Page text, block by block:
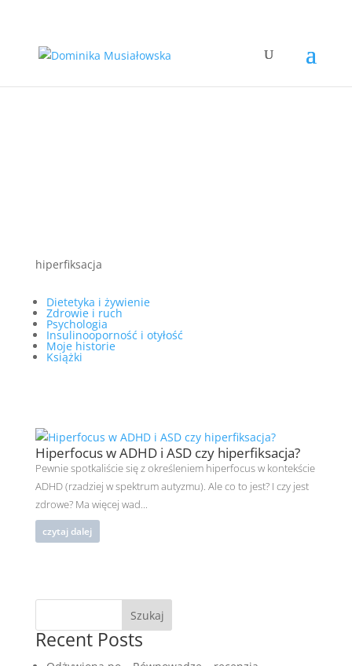
hiperfiksacja
Dietetyka i żywienie
Zdrowie i ruch
Psychologia
Insulinooporność i otyłość
Moje historie
Książki
Hiperfocus w ADHD i ASD czy hiperfiksacja?
Pewnie spotkaliście się z określeniem hiperfocus w kontekście
ADHD (rzadziej w spektrum autyzmu). Ale co to jest? I czy jest
zdrowe? Ma więcej wad...
czytaj dalej
Szukaj
Recent Posts